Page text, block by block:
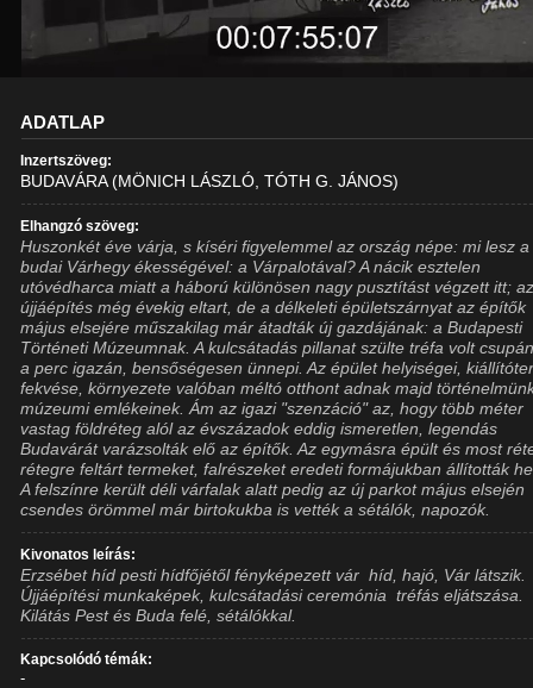
ADATLAP
Inzertszöveg:
BUDAVÁRA (MÖNICH LÁSZLÓ, TÓTH G. JÁNOS)
Elhangzó szöveg:
Huszonkét éve várja, s kíséri figyelemmel az ország népe: mi lesz a
budai Várhegy ékességével: a Várpalotával? A nácik esztelen
utóvédharca miatt a háború különösen nagy pusztítást végzett itt;
újjáépítés még évekig eltart, de a délkeleti épületszárnyat az építők
május elsejére műszakilag már átadták új gazdájának: a Budapesti
Történeti Múzeumnak. A kulcsátadás pillanat szülte tréfa volt
a perc igazán, bensőségesen ünnepi. Az épület helyiségei,
fekvése, környezete valóban méltó otthont adnak majd
múzeumi emlékeinek. Ám az igazi "szenzáció" az, hogy több méter
vastag földréteg alól az évszázadok eddig ismeretlen, legendás
Budavárát varázsolták elő az építők. Az egymásra épült és most
rétegre feltárt termeket, falrészeket eredeti formájukban állították
A felszínre került déli várfalak alatt pedig az új parkot május elsején
csendes örömmel már birtokukba is vették a sétálók, napozók.
Kivonatos leírás:
Erzsébet híd pesti hídfőjétől fényképezett vár  híd, hajó, Vár látszik.
Újjáépítési munkaképek, kulcsátadási ceremónia  tréfás eljátszása.
Kilátás Pest és Buda felé, sétálókkal.
Kapcsolódó témák:
-